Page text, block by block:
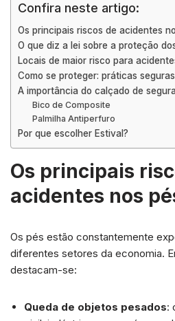
Confira neste artigo:
Os principais riscos de acidentes
O que diz a lei sobre a proteção
Locais de maior risco para
Como se proteger: práticas
A importância do calçado de
Bico de Composite
Palmilha Antiperfuro
Por que escolher Estival?
Os principais
acidentes nos
Os pés estão constantemente
diferentes setores da economia.
destacam-se:
Queda de objetos pesados: